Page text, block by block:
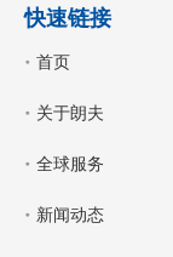
快速链接
首页
关于朗夫
全球服务
新闻动态